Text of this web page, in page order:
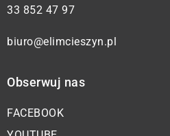
33 852 47 97
biuro@elimcieszyn.pl
Obserwuj nas
FACEBOOK